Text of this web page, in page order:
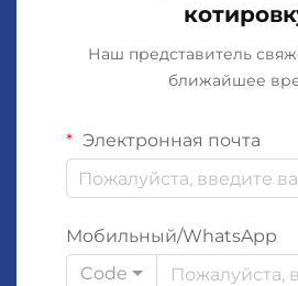
Наш представитель
ближайшее
Электронная почта
Мобильный/WhatsApp
Code